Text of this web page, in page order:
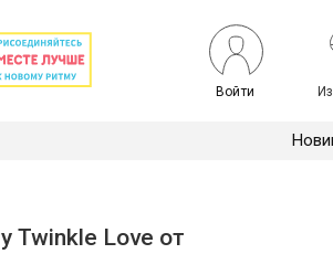
Войти
Twinkle Love от